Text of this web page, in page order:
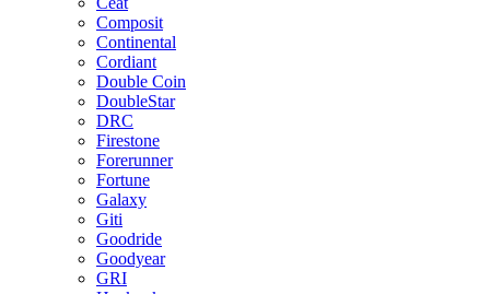
Composit
Continental
Cordiant
Double Coin
DoubleStar
DRC
Firestone
Forerunner
Fortune
Galaxy
Giti
Goodride
Goodyear
GRI